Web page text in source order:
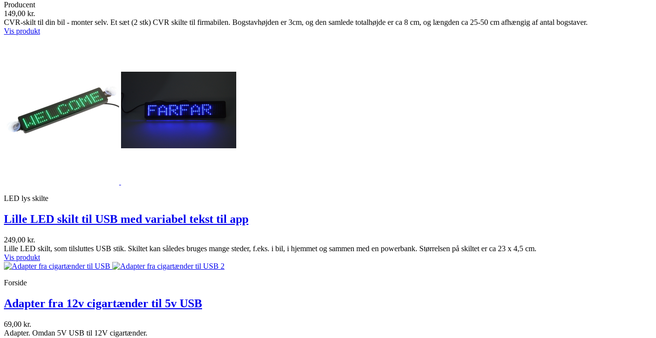
Producent
149,00 kr.
CVR-skilt til din bil - monter selv. Et sæt (2 stk) CVR skilte til firmabilen. Bogstavhøjden er 3cm, og den samlede totalhøjde er ca 8 cm, og længden ca 25-50 cm afhængig af antal bogstaver.
Vis produkt
LED lys skilte
Lille LED skilt til USB med variabel tekst til app
249,00 kr.
Lille LED skilt, som tilsluttes USB stik. Skiltet kan således bruges mange steder, f.eks. i bil, i hjemmet og sammen med en powerbank. Størrelsen på skiltet er ca 23 x 4,5 cm.
Vis produkt
Forside
Adapter fra 12v cigartænder til 5v USB
69,00 kr.
Adapter. Omdan 5V USB til 12V cigartænder.